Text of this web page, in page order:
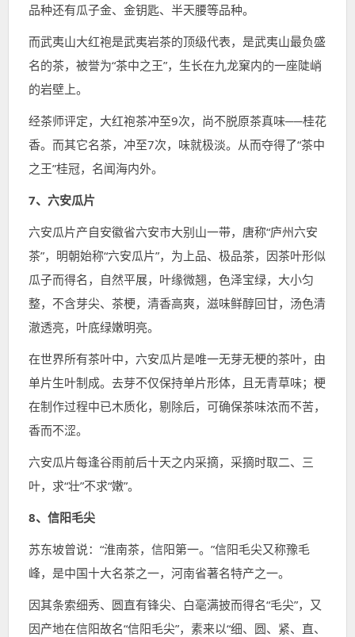
品种还有瓜子金、金钥匙、半天腰等品种。
而武夷山大红袍是武夷岩茶的顶级代表，是武夷山最负盛
名的茶，被誉为“茶中之王”，生长在九龙窠内的一座陡峭
的岩壁上。
经茶师评定，大红袍茶冲至9次，尚不脱原茶真味──桂花
香。而其它名茶，冲至7次，味就极淡。从而夺得了“茶中
之王”桂冠，名闻海内外。
7、六安瓜片
六安瓜片产自安徽省六安市大别山一带，唐称“庐州六安
茶”，明朝始称“六安瓜片”，为上品、极品茶，因茶叶形似
瓜子而得名，自然平展，叶缘微翘，色泽宝绿，大小匀
整，不含芽尖、茶梗，清香高爽，滋味鲜醇回甘，汤色清
澈透亮，叶底绿嫩明亮。
在世界所有茶叶中，六安瓜片是唯一无芽无梗的茶叶，由
单片生叶制成。去芽不仅保持单片形体，且无青草味；梗
在制作过程中已木质化，剔除后，可确保茶味浓而不苦，
香而不涩。
六安瓜片每逢谷雨前后十天之内采摘，采摘时取二、三
叶，求“壮”不求“嫩”。
8、信阳毛尖
苏东坡曾说：“淮南茶，信阳第一。”信阳毛尖又称豫毛
峰，是中国十大名茶之一，河南省著名特产之一。
因其条索细秀、圆直有锋尖、白毫满披而得名“毛尖”，又
因产地在信阳故名“信阳毛尖”，素来以“细、圆、紧、直、